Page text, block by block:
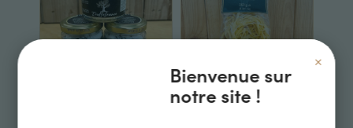
Tagliatelles à la
Truffe blanche
×
Bienvenue sur
notre site !